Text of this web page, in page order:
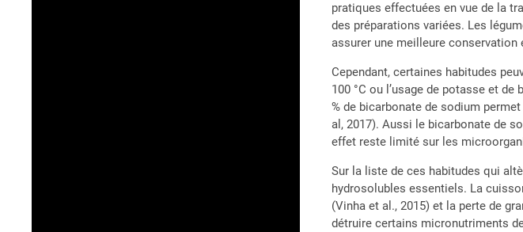
pratiques effectuées en vue de la
des préparations variées. Les
assurer une meilleure conservation
Cependant, certaines habitudes
100 °C ou l’usage de potasse et
% de bicarbonate de sodium
al, 2017). Aussi le bicarbonate de
effet reste limité sur les
Sur la liste de ces habitudes qui
hydrosolubles essentiels. La
(Vinha et al., 2015) et la perte de
détruire certains micronutriments